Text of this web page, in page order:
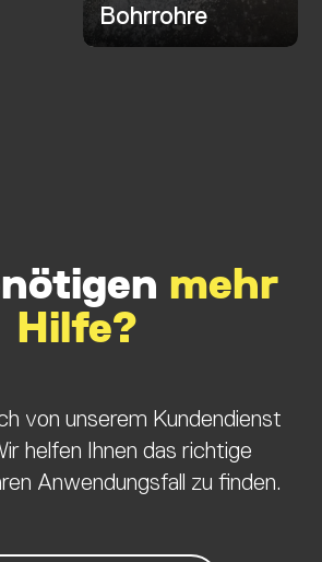
Bohrrohre
mehr
Hilfe?
von unserem Kundendienst
helfen Ihnen das richtige
Anwendungsfall zu finden.